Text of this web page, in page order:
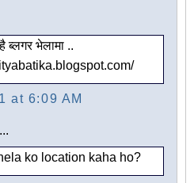
भेलामा ..
at 6:09 AM
ko location kaha ho?